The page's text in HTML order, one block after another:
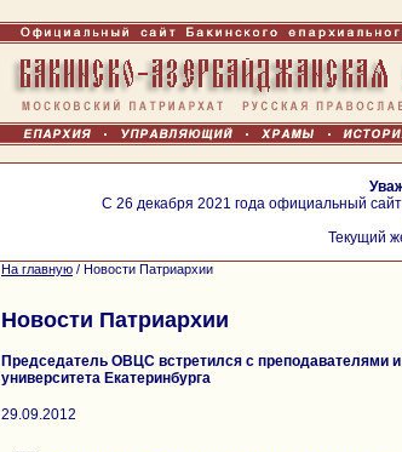
С 26 декабря 2021 года официальный
Текущий
На главную / Новости Патриархии
Новости Патриархии
Председатель ОВЦС встретился с преподавателями и
университета Екатеринбурга
29.09.2012